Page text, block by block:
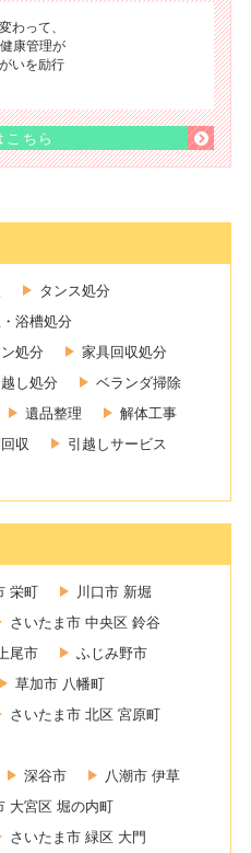
わって、
康管理が
いを励行
こちら
タンス処分
浴槽処分
処分
家具回収処分
し処分
ベランダ掃除
遺品整理
解体工事
収
引越しサービス
栄町
川口市 新堀
さいたま市 中央区 鈴谷
上尾市
ふじみ野市
草加市 八幡町
さいたま市 北区 宮原町
深谷市
八潮市 伊草
大宮区 堀の内町
さいたま市 緑区 大門